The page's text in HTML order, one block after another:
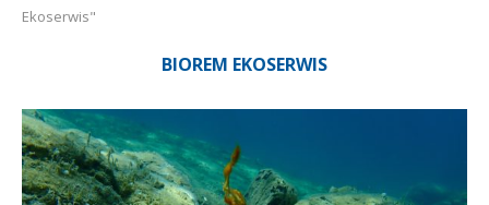
Ekoserwis"
BIOREM EKOSERWIS